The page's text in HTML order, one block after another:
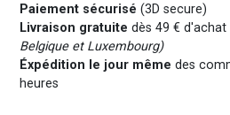
Paiement sécurisé (3D secure)
Livraison gratuite dès 49 €
Belgique et Luxembourg)
Éxpédition le jour même des
heures